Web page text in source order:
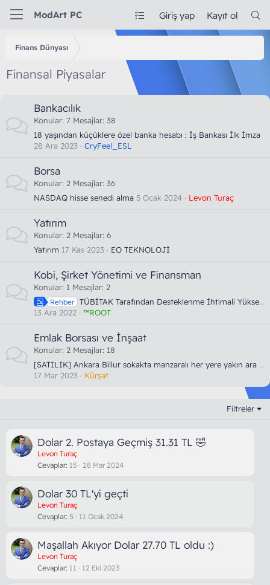
ModArt PC Giriş yap Kayıt ol
Finans Dünyası
Finansal Piyasalar
Bankacılık
Konular 7 Mesajlar 38
18 yaşından küçüklere özel banka hesabı : İş Bankası İlk İmza
28 Ara 2023
CryFeel_ESL
Borsa
Konular 2 Mesajlar 36
NASDAQ hisse senedi alma 5 Ocak 2024 Levon Turaç
Yatırım
Konular 2 Mesajlar 6
Yatırım 17 Kas 2023 EO TEKNOLOJİ
Kobi, Şirket Yönetimi ve Finansman
Konular 1 Mesajlar 2
Rehber TÜBİTAK Tarafından Desteklenme İhtimali Yüksek Proje Fikri Nasıl Bulunur?
13 Ara 2022
™ROOT
Emlak Borsası ve İnşaat
Konular 2 Mesajlar 18
[SATILIK] Ankara Billur sokakta manzaralı her yere yakın ara kat 3+1 ev
17 Mar 2023
Kürşat
Filtreler
Dolar 2. Postaya Geçmiş 31.31 TL 🤣
Levon Turaç
Cevaplar 15 28 Mar 2024
Dolar 30 TL'yi geçti
Levon Turaç
Cevaplar 5 11 Ocak 2024
Maşallah Akıyor Dolar 27.70 TL oldu :)
Levon Turaç
Cevaplar 11 12 Eki 2023